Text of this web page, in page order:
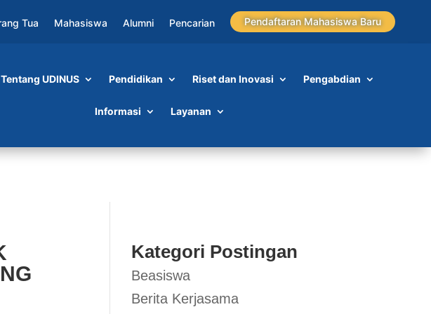
Tua Mahasiswa Alumni Pencarian Pendaftaran Mahasiswa Baru
Tentang UDINUS Pendidikan Riset dan Inovasi Pengabdian
Informasi Layanan
Kategori Postingan
Beasiswa
Berita Kerjasama